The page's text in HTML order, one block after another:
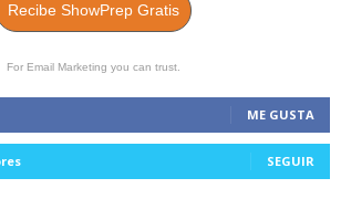
Recibe ShowPrep Gratis
For Email Marketing you can trust.
ME GUSTA
SEGUIR